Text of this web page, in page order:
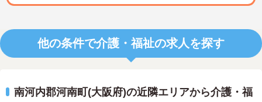
他の条件で介護・福祉の求人を探す
南河内郡河南町(大阪府)の近隣エリアから介護・福